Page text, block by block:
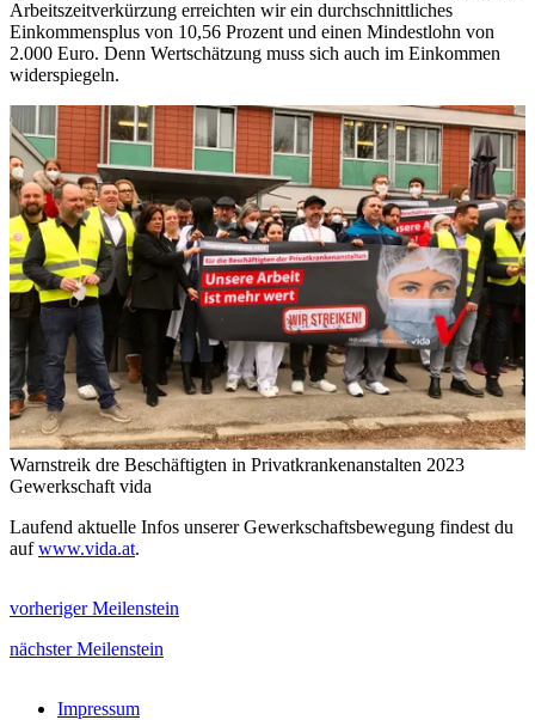
Arbeitszeitverkürzung erreichten wir ein durchschnittliches
Einkommensplus von 10,56 Prozent und einen Mindestlohn von
2.000 Euro. Denn Wertschätzung muss sich auch im Einkommen
widerspiegeln.
Warnstreik dre Beschäftigten in Privatkrankenanstalten 2023
Gewerkschaft vida
Laufend aktuelle Infos unserer Gewerkschaftsbewegung findest du
aufwww.vida.at.
vorheriger Meilenstein
nächster Meilenstein
Impressum